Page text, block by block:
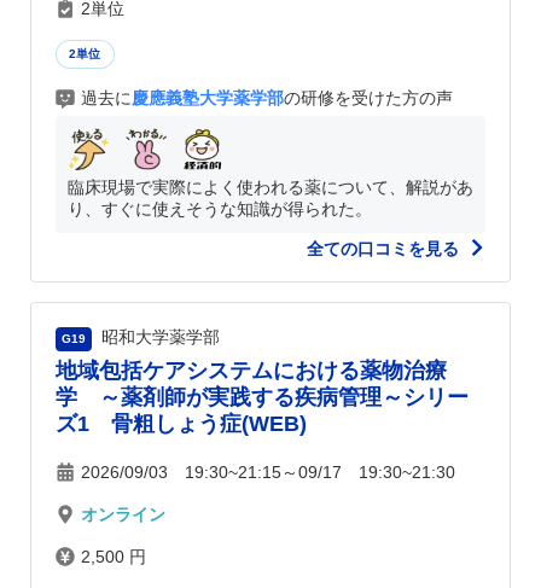
2単位
2単位
過去に慶應義塾大学薬学部の研修を受けた方の声
臨床現場で実際によく使われる薬について、解説があ
り、すぐに使えそうな知識が得られた。
全ての口コミを見る
G19 昭和大学薬学部
地域包括ケアシステムにおける薬物治療
学 ～薬剤師が実践する疾病管理～シリー
ズ1 骨粗しょう症(WEB)
2026/09/03 19:30~21:15～09/17 19:30~21:30
オンライン
2,500 円